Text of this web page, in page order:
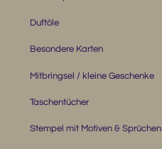
Duftöle
Besondere Karten
Mitbringsel / kleine Geschenke
Taschentücher
Stempel mit Motiven & Sprüchen